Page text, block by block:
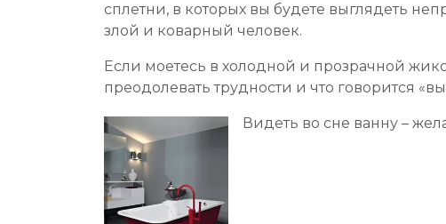
сплетни, в которых вы будете выглядеть
злой и коварный человек.
Если моетесь в холодной и прозрачной
преодолевать трудности и что говорится
Видеть во сне ванну –